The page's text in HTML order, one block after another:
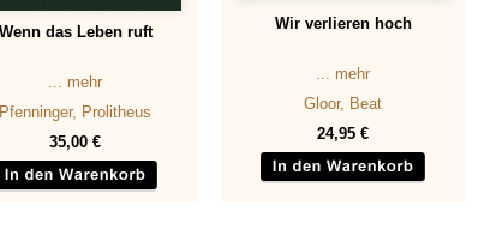
Wenn das Leben ruft
... mehr
Pfenninger, Prolitheus
35,00 €
Wir verlieren hoch
... mehr
Gloor, Beat
24,95 €